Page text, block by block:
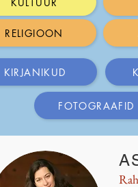
RELIGIOON
KIRJANIKUD
FOTOGRAAFID